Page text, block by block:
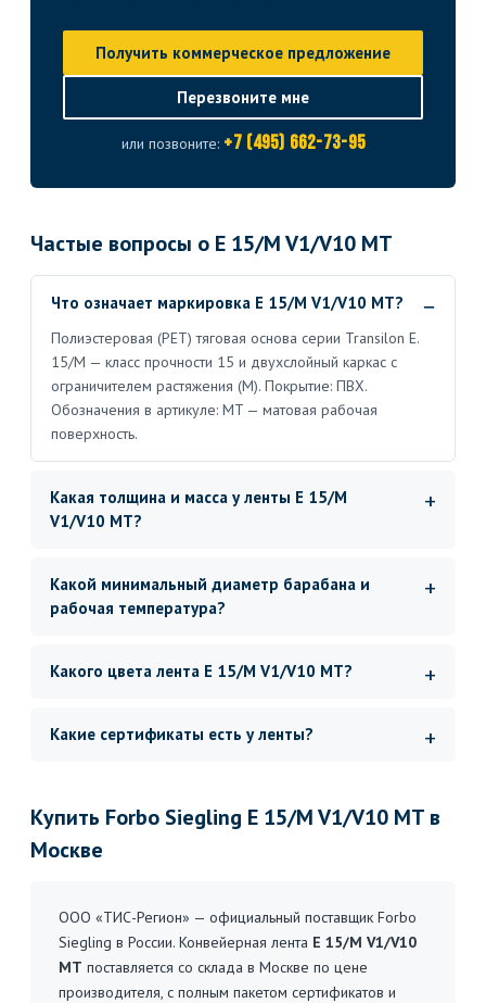
Получить коммерческое предложение
Перезвоните мне
или позвоните: +7 (495) 662-73-95
Частые вопросы о E 15/M V1/V10 MT
Что означает маркировка E 15/M V1/V10 MT?
Полиэстеровая (PET) тяговая основа серии Transilon E.
15/M — класс прочности 15 и двухслойный каркас с
ограничителем растяжения (M). Покрытие: ПВХ.
Обозначения в артикуле: MT — матовая рабочая
поверхность.
Какая толщина и масса у ленты E 15/M
V1/V10 MT?
Какой минимальный диаметр барабана и
рабочая температура?
Какого цвета лента E 15/M V1/V10 MT?
Какие сертификаты есть у ленты?
Купить Forbo Siegling E 15/M V1/V10 MT в
Москве
ООО «ТИС-Регион» — официальный поставщик Forbo
Siegling в России. Конвейерная лента E 15/M V1/V10
MT поставляется со склада в Москве по цене
производителя, с полным пакетом сертификатов и